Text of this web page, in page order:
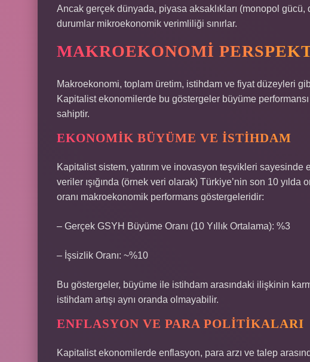
Ancak gerçek dünyada, piyasa aksaklıkları (monopol gücü,
durumlar mikroekonomik verimliliği sınırlar.
MAKROEKONOMI
Makroekonomi, toplam üretim, istihdam ve fiyat düzeyleri
Kapitalist ekonomilerde bu göstergeler büyüme
sahiptir.
EKONOMIK BÜYÜME VE İSTIHDAM
Kapitalist sistem, yatırım ve inovasyon teşvikleri
veriler ışığında (örnek veri olarak) Türkiye’nin son 10
oranı makroekonomik performans göstergeleridir:
– Gerçek GSYH Büyüme Oranı (10 Yıllık Ortalama): %3
– İşsizlik Oranı: ~%10
Bu göstergeler, büyüme ile istihdam arasındaki ilişkinin
istihdam artışı aynı oranda olmayabilir.
ENFLASYON VE PARA POLITIKALARI
Kapitalist ekonomilerde enflasyon, para arzı ve talep